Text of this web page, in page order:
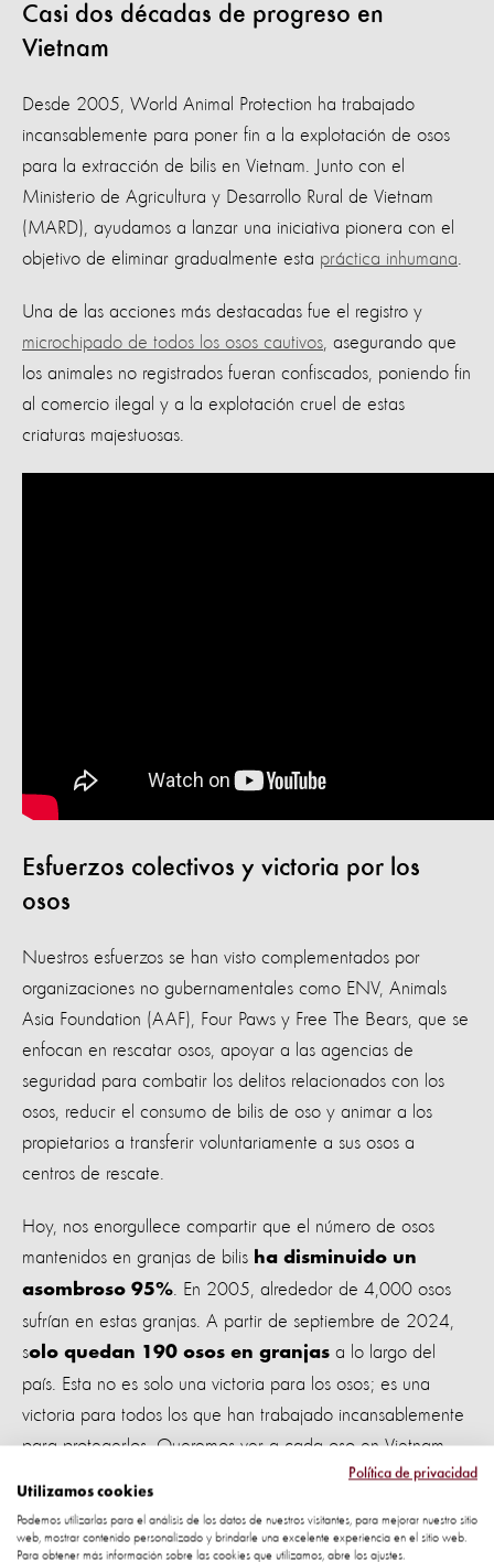
Casi dos décadas de progreso en
Vietnam
Desde 2005, World Animal Protection ha trabajado
incansablemente para poner fin a la explotación de osos
para la extracción de bilis en Vietnam. Junto con el
Ministerio de Agricultura y Desarrollo Rural de Vietnam
(MARD), ayudamos a lanzar una iniciativa pionera con el
objetivo de eliminar gradualmente esta práctica inhumana
Una de las acciones más destacadas fue el registro y
microchipado de todos los osos cautivos , asegurando que
los animales no registrados fueran confiscados, poniendo fin
al comercio ilegal y a la explotación cruel de estas
criaturas majestuosas.
Esfuerzos colectivos y victoria por los
osos
Nuestros esfuerzos se han visto complementados por
organizaciones no gubernamentales como ENV, Animals
Asia Foundation (AAF), Four Paws y Free The Bears, que se
enfocan en rescatar osos, apoyar a las agencias de
seguridad para combatir los delitos relacionados con los
osos, reducir el consumo de bilis de oso y animar a los
propietarios a transferir voluntariamente a sus osos a
centros de rescate.
Hoy, nos enorgullece compartir que el número de osos
mantenidos en granjas de bilis ha disminuido un
asombroso 95% . En 2005, alrededor de 4,000 osos
sufrían en estas granjas. A partir de septiembre de 2024,
solo quedan 190 osos en granjas a lo largo del
país. Esta no es solo una victoria para los osos; es una
victoria para todos los que han trabajado incansablemente
para protegerlos. Queremos ver a cada oso en Vietnam
rescatado y trasladado a un santuario donde pueda vivir el
Política de privacidad
Utilizamos cookies
Podemos utilizarlas para el análisis de los datos de nuestros visitantes, para mejorar nuestro sitio
web, mostrar contenido personalizado y brindarle una excelente experiencia en el sitio web.
Para obtener más información sobre las cookies que utilizamos, abre los ajustes.